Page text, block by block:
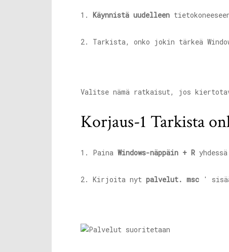
1. Käynnistä uudelleen
2. Tarkista, onko jokin tärkeä
Valitse nämä ratkaisut, jos
Korjaus-1 Tarkista
1. Paina Windows-näppäin + R
2. Kirjoita nyt palvelut. msc '